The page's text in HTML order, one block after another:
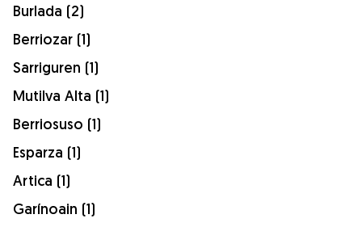
Burlada (2)
Berriozar (1)
Sarriguren (1)
Mutilva Alta (1)
Berriosuso (1)
Esparza (1)
Artica (1)
Garínoain (1)